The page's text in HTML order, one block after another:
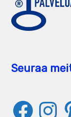
Seuraa
FacebookInstagram